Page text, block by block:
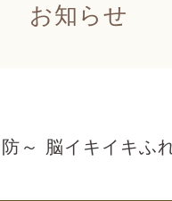
お知らせ
～ 脳イキイキふ